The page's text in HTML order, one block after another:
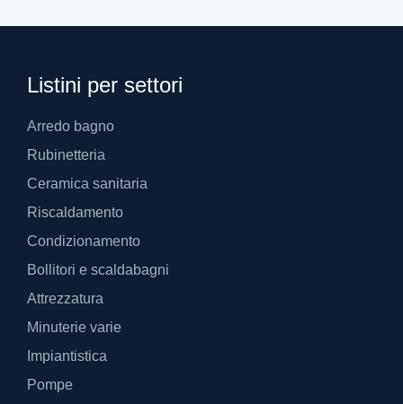
Listini per settori
Arredo bagno
Rubinetteria
Ceramica sanitaria
Riscaldamento
Condizionamento
Bollitori e scaldabagni
Attrezzatura
Minuterie varie
Impiantistica
Pompe